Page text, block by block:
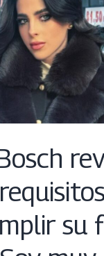
su